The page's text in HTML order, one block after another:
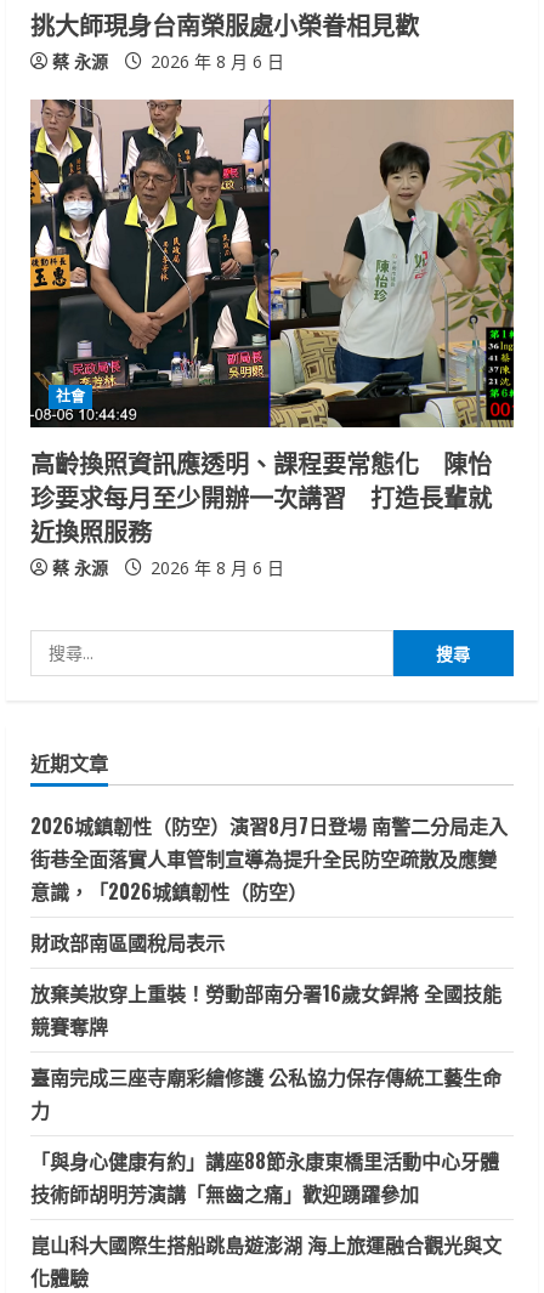
挑大師現身台南榮服處小榮眷相見歡
蔡 永源 2026 年 8 月 6 日
社會
高齡換照資訊應透明、課程要常態化 陳怡
珍要求每月至少開辦一次講習 打造長輩就
近換照服務
蔡 永源 2026 年 8 月 6 日
尋
字:
近期文章
2026城鎮韌性（防空）演習8月7日登場 南警二分局走入
街巷全面落實人車管制宣導為提升全民防空疏散及應變
意識，「2026城鎮韌性（防空）
財政部南區國稅局表示
放棄美妝穿上重裝！勞動部南分署16歲女銲將 全國技能
競賽奪牌
臺南完成三座寺廟彩繪修護 公私協力保存傳統工藝生命
力
「與身心健康有約」講座88節永康東橋里活動中心牙體
技術師胡明芳演講「無齒之痛」歡迎踴躍參加
崑山科大國際生搭船跳島遊澎湖 海上旅運融合觀光與文
化體驗